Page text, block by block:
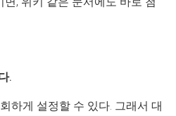
.
하게 설정할 수 있다. 그래서 대